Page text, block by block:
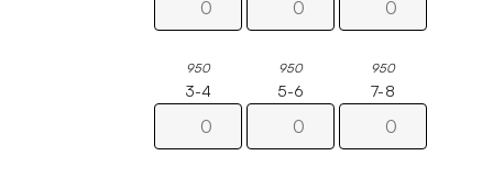
950 950 950
3-4 5-6 7-8